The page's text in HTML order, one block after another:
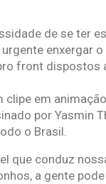
de se ter
enxergar
front dispostos
clipe em
por Yasmin
o Brasil.
que conduz
a gente